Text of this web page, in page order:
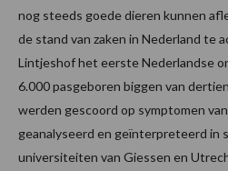
nog steeds goede dieren kunnen
de stand van zaken in Nederland te
Lintjeshof het eerste Nederlandse
6.000 pasgeboren biggen van
werden gescoord op symptomen
geanalyseerd en geïnterpreteerd in
universiteiten van Giessen en